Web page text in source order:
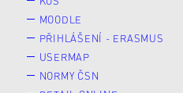
MOODLE
PŘIHLÁŠENÍ - ERASMUS
USERMAP
NORMY ČSN